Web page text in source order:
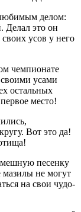
делом:
Делал это он
усов у него
чемпионате
усами
остальных
место!
Вот это да!
песенку
мазилы не могут
на свои чудо-